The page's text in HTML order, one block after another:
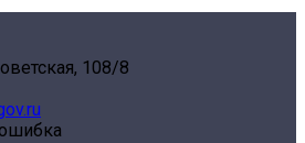
108/8